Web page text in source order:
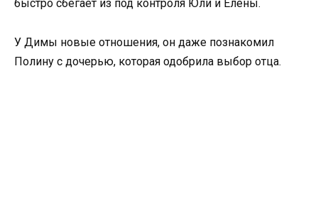
быстро сбегает из под контроля Юли и Елены.
У Димы новые отношения, он даже познакомил
Полину с дочерью, которая одобрила выбор отца.